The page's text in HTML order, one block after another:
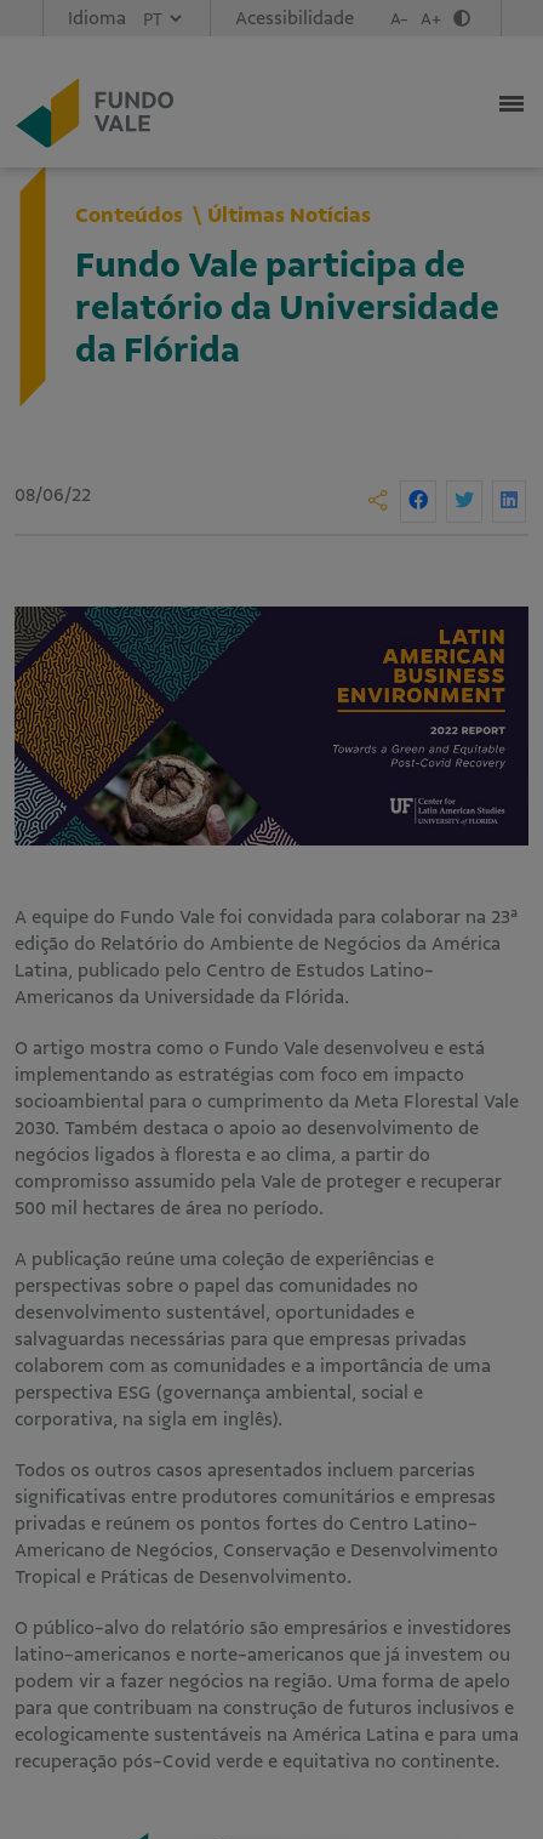
Idioma Acessibilidade A- A+
Conteúdos Últimas Notícias
Fundo Vale participa de
relatório da Universidade
da Flórida
08/06/22
A equipe do Fundo Vale foi convidada para colaborar na 23ª
edição do Relatório do Ambiente de Negócios da América
Latina, publicado pelo Centro de Estudos Latino-
Americanos da Universidade da Flórida.
O artigo mostra como o Fundo Vale desenvolveu e está
implementando as estratégias com foco em impacto
socioambiental para o cumprimento da Meta Florestal Vale
2030. Também destaca o apoio ao desenvolvimento de
negócios ligados à floresta e ao clima, a partir do
compromisso assumido pela Vale de proteger e recuperar
500 mil hectares de área no período.
A publicação reúne uma coleção de experiências e
perspectivas sobre o papel das comunidades no
desenvolvimento sustentável, oportunidades e
salvaguardas necessárias para que empresas privadas
colaborem com as comunidades e a importância de uma
perspectiva ESG (governança ambiental, social e
corporativa, na sigla em inglês).
Todos os outros casos apresentados incluem parcerias
significativas entre produtores comunitários e empresas
privadas e reúnem os pontos fortes do Centro Latino-
Americano de Negócios, Conservação e Desenvolvimento
Tropical e Práticas de Desenvolvimento.
O público-alvo do relatório são empresários e investidores
latino-americanos e norte-americanos que já investem ou
podem vir a fazer negócios na região. Uma forma de apelo
para que contribuam na construção de futuros inclusivos e
ecologicamente sustentáveis na América Latina e para uma
recuperação pós-Covid verde e equitativa no continente.